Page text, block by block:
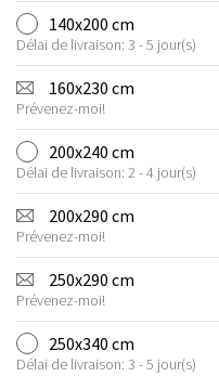
140x200 cm
Délai de livraison: 3 - 5 jour(s)
160x230 cm
Prévenez-moi!
200x240 cm
Délai de livraison: 2 - 4 jour(s)
200x290 cm
Prévenez-moi!
250x290 cm
Prévenez-moi!
250x340 cm
Délai de livraison: 3 - 5 jour(s)